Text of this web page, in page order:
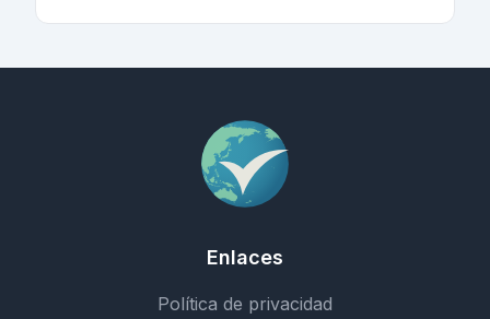
Enlaces
Política de privacidad